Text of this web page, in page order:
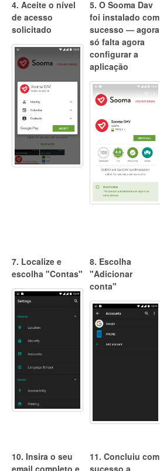
4. Aceite o nível
de acesso
solicitado
5. O Sooma Dav
foi instalado com
sucesso — agora
só falta agora
configurar a
aplicação
7. Localize e
escolha "Contas"
8. Escolha
"Adicionar
conta"
10. Insira o seu
email completo e
11. Concluiu com
sucesso a